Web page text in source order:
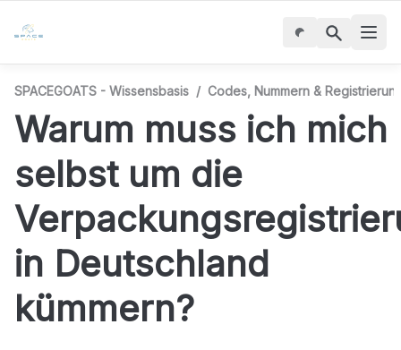
SPACEGOATS - Wissensbasis / Codes, Nummern &
Warum muss ich mich
selbst um die
in Deutschland
kümmern?